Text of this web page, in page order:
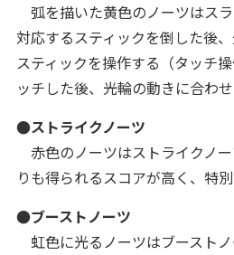
弧を描いた黄色のノーツはス
対応するスティックを倒した後
スティックを操作する（タッチ
ッチした後、光輪の動きに合わ
●ストライクノーツ
赤色のノーツはストライクノ
りも得られるスコアが高く、特
●ブーストノーツ
虹色に光るノーツはブースト